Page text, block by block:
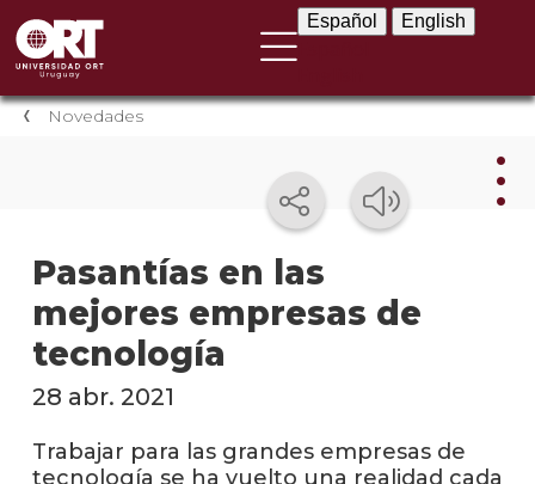
Español English
Novedades
Pasantías en las
mejores empresas de
tecnología
28 abr. 2021
Trabajar para las grandes empresas de
tecnología se ha vuelto una realidad cada